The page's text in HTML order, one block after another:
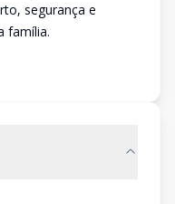
segurança e
família.